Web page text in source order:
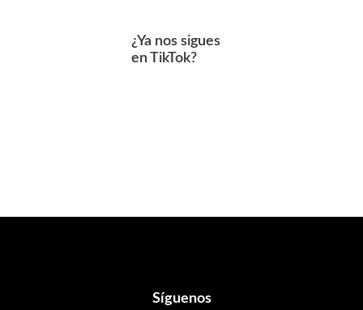
¿Ya nos sigues
en TikTok?
Síguenos